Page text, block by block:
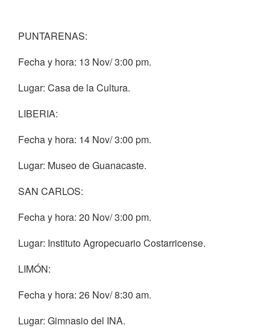
PUNTARENAS:
Fecha y hora: 13 Nov/ 3:00 pm.
Lugar: Casa de la Cultura.
LIBERIA:
Fecha y hora: 14 Nov/ 3:00 pm.
Lugar: Museo de Guanacaste.
SAN CARLOS:
Fecha y hora: 20 Nov/ 3:00 pm.
Lugar: Instituto Agropecuario Costarricense.
LIMÓN:
Fecha y hora: 26 Nov/ 8:30 am.
Lugar: Gimnasio del INA.